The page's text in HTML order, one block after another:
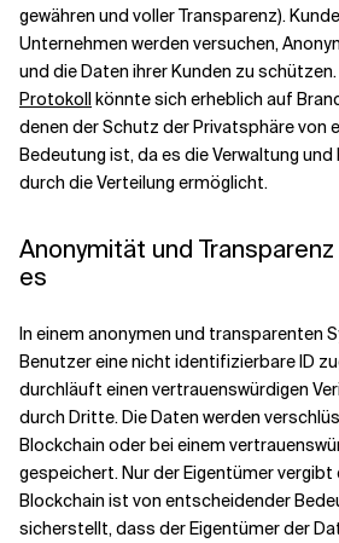
gewähren und voller Transparenz).
Unternehmen werden versuchen,
und die Daten ihrer Kunden zu schützen.
Protokollkönnte sich erheblich auf
denen der Schutz der Privatsphäre von
Bedeutung ist, da es die Verwaltung
durch die Verteilung ermöglicht.
Anonymität und
es
In einem anonymen und transparenten
Benutzer eine nicht identifizierbare ID
durchläuft einen vertrauenswürdigen
durch Dritte. Die Daten werden
Blockchain oder bei einem
gespeichert. Nur der Eigentümer
Blockchain ist von entscheidender
sicherstellt, dass der Eigentümer der